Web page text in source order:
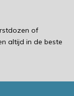
of
altijd in de beste